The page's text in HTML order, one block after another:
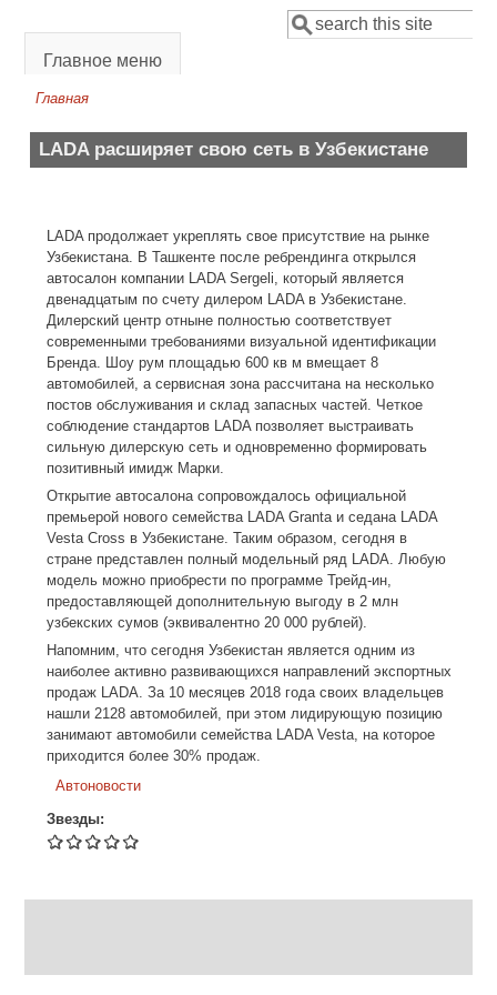
Форма поиска
Поиск
Главное меню
Главная
LADA расширяет свою сеть в Узбекистане
LADA продолжает укреплять свое присутствие на рынке
Узбекистана. В Ташкенте после ребрендинга открылся
автосалон компании LADA Sergeli, который является
двенадцатым по счету дилером LADA в Узбекистане.
Дилерский центр отныне полностью соответствует
современными требованиями визуальной идентификации
Бренда. Шоу рум площадью 600 кв м вмещает 8
автомобилей, а сервисная зона рассчитана на несколько
постов обслуживания и склад запасных частей. Четкое
соблюдение стандартов LADA позволяет выстраивать
сильную дилерскую сеть и одновременно формировать
позитивный имидж Марки.
Открытие автосалона сопровождалось официальной
премьерой нового семейства LADA Granta и седана LADA
Vesta Cross в Узбекистане. Таким образом, сегодня в
стране представлен полный модельный ряд LADA. Любую
модель можно приобрести по программе Трейд-ин,
предоставляющей дополнительную выгоду в 2 млн
узбекских сумов (эквивалентно 20 000 рублей).
Напомним, что сегодня Узбекистан является одним из
наиболее активно развивающихся направлений экспортных
продаж LADA. За 10 месяцев 2018 года своих владельцев
нашли 2128 автомобилей, при этом лидирующую позицию
занимают автомобили семейства LADA Vesta, на которое
приходится более 30% продаж.
Автоновости
Звезды: